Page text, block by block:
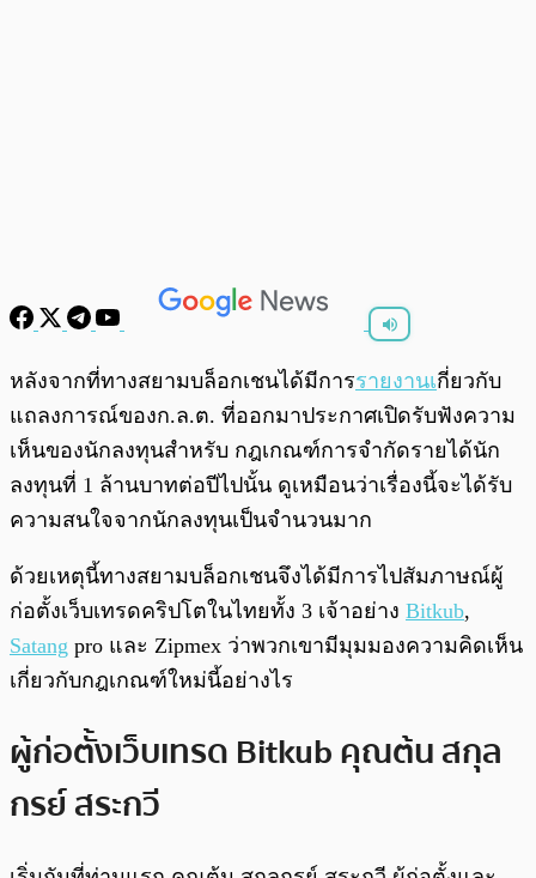
พร้อมเล่น / 0:00
หลังจากที่ทางสยามบล็อกเชนได้มีการรายงานเกี่ยวกับ
แถลงการณ์ของก.ล.ต. ที่ออกมาประกาศเปิดรับฟังความ
เห็นของนักลงทุนสำหรับ กฎเกณฑ์การจำกัดรายได้นัก
ลงทุนที่ 1 ล้านบาทต่อปีไปนั้น ดูเหมือนว่าเรื่องนี้จะได้รับ
ความสนใจจากนักลงทุนเป็นจำนวนมาก
ด้วยเหตุนี้ทางสยามบล็อกเชนจึงได้มีการไปสัมภาษณ์ผู้
ก่อตั้งเว็บเทรดคริปโตในไทยทั้ง 3 เจ้าอย่าง Bitkub,
Satang pro และ Zipmex ว่าพวกเขามีมุมมองความคิดเห็น
เกี่ยวกับกฎเกณฑ์ใหม่นี้อย่างไร
ผู้ก่อตั้งเว็บเทรด Bitkub คุณต้น สกุล
กรย์ สระกวี